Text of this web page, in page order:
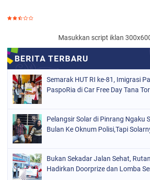
Masukkan script iklan
Semarak HUT RI ke-81, Imigrasi
PaspoRia di Car Free Day Tana
Pelangsir Solar di Pinrang Ngaku
Bulan Ke Oknum Polisi,Tapi
Bukan Sekadar Jalan Sehat,
Hadirkan Doorprize dan Lomba